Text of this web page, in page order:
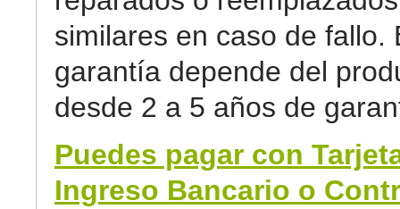
similares en caso de fallo.
garantía depende del
desde 2 a 5 años de
Puedes pagar con
Ingreso Bancario o